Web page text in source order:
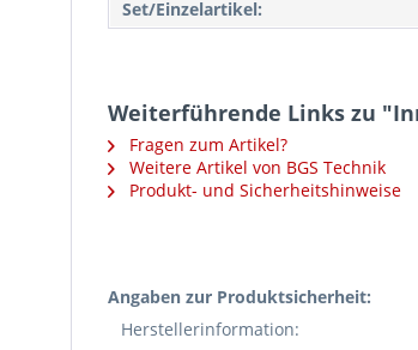
Set/Einzelartikel:
Weiterführende Links zu
Fragen zum Artikel?
Weitere Artikel von BGS Technik
Produkt- und Sicherheitshinweise
Angaben zur Produktsicherheit:
Herstellerinformation: